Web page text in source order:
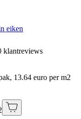
eiken
klantreviews
13.64 euro per m2